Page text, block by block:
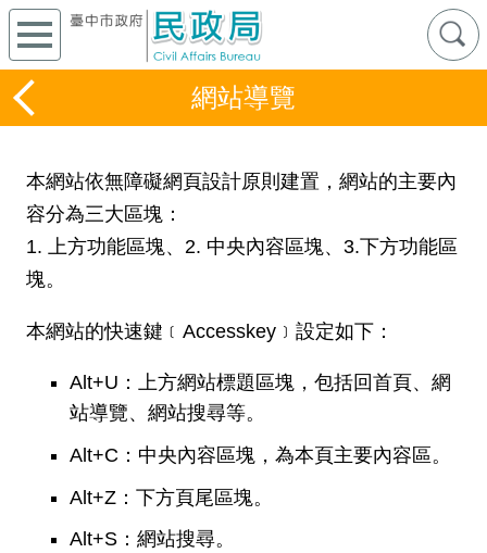
網站導覽
本網站依無障礙網頁設計原則建置，網站的主要內
容分為三大區塊：
1. 上方功能區塊、2. 中央內容區塊、3.下方功能區
塊。
本網站的快速鍵﹝Accesskey﹞設定如下：
Alt+U：上方網站標題區塊，包括回首頁、網
站導覽、網站搜尋等。
Alt+C：中央內容區塊，為本頁主要內容區。
Alt+Z：下方頁尾區塊。
Alt+S：網站搜尋。